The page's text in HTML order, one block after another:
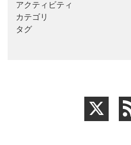
アクティビティ
カテゴリ
タグ